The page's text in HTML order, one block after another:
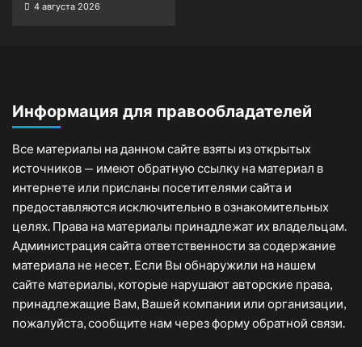
4 августа 2026
Информация для правообладателей
Все материалы на данном сайте взяты из открытых
источников — имеют обратную ссылку на материал в
интернете или присланы посетителями сайта и
предоставляются исключительно в ознакомительных
целях. Права на материалы принадлежат их владельцам.
Администрация сайта ответственности за содержание
материала не несет. Если Вы обнаружили на нашем
сайте материалы, которые нарушают авторские права,
принадлежащие Вам, Вашей компании или организации,
пожалуйста, сообщите нам через форму обратной связи.